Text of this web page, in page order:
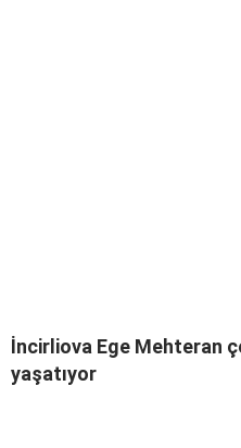
İncirliova Ege Mehteran
yaşatıyor